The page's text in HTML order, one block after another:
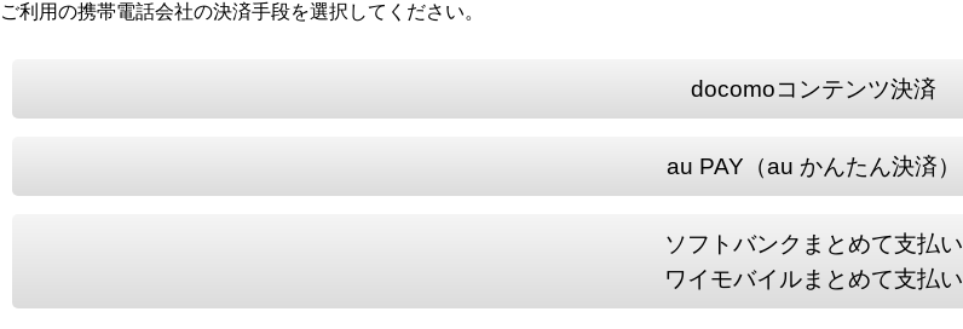
ご利用の携帯電話会社の決済手段を選択してください。
docomoコンテンツ決済
au PAY（au かんたん決済）
ソフトバンクまとめて支払い
ワイモバイルまとめて支払い